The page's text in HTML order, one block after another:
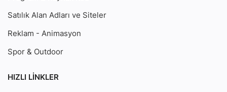
Satılık Alan Adları ve Siteler
Reklam - Animasyon
Spor & Outdoor
HIZLI LINKLER